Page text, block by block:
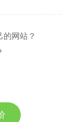
的网站？